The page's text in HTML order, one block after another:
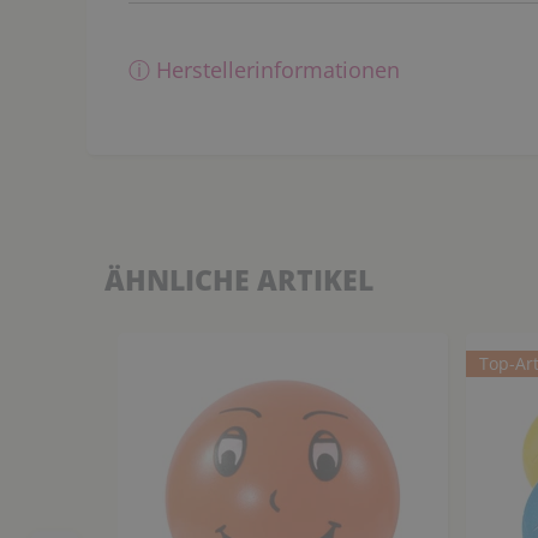
ⓘ Herstellerinformationen
ÄHNLICHE ARTIKEL
Top-